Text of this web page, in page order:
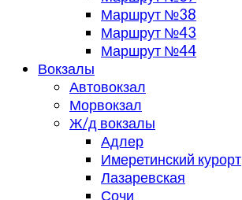
Маршрут №38
Маршрут №43
Маршрут №44
Вокзалы
Автовокзал
Морвокзал
Ж/д вокзалы
Адлер
Имеретинский курорт
Лазаревская
Сочи